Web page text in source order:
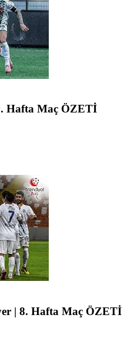
Hafta Maç ÖZETİ
| 8. Hafta Maç ÖZETİ